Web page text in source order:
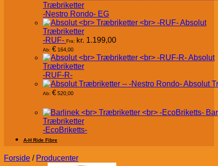
Træbriketter
-Nestro Rondo- EG
Absolut
Træbriketter
-RUF- Fra: kr. 1.199,00
Ab: € 164,00
Absolut
Træbriketter
-RUF-R-
Absolut
Ab: € 520,00
Træbriketter
-EcoBriketts-
A-H Ride Fibre
Forside / Producenter